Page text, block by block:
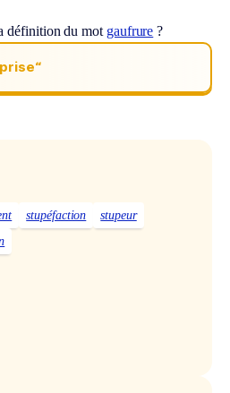
définition du mot gaufrure ?
stupéfaction
stupeur